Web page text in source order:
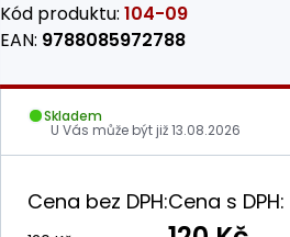
Kód produktu: 104-09
EAN: 9788085972788
Skladem
U Vás může být již13.08.2026
Cena bez DPH:Cena s DPH: